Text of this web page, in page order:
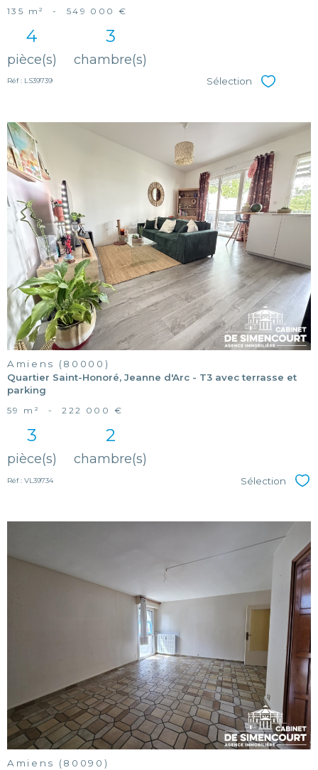
135 m² - 549 000 €
4
pièce(s)
3
chambre(s)
Réf : LS39739 Sélection Sélectionner
voir le
bien
Amiens (80000)
Quartier Saint-Honoré, Jeanne d'Arc - T3 avec terrasse et
parking
59 m² - 222 000 €
3
pièce(s)
2
chambre(s)
Réf : VL39734 Sélection
voir le
bien
Amiens (80090)